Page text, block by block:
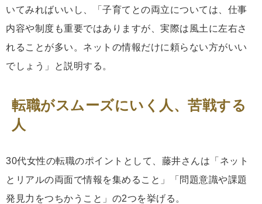
いてみればいいし、「子育てとの両立については、仕事
内容や制度も重要ではありますが、実際は風土に左右さ
れることが多い。ネットの情報だけに頼らない方がいい
でしょう」と説明する。
転職がスムーズにいく人、苦戦する
人
30代女性の転職のポイントとして、藤井さんは「ネット
とリアルの両面で情報を集めること」「問題意識や課題
発見力をつちかうこと」の2つを挙げる。